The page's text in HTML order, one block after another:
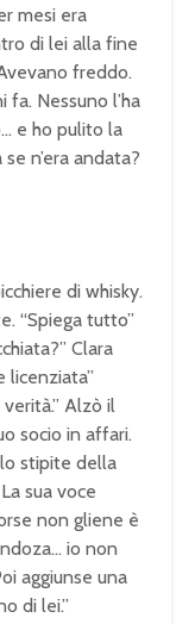
mesi era
di lei alla fine
freddo.
fa. Nessuno l’ha
e ho pulito la
n’era andata?
di whisky.
“Spiega tutto”
Clara
licenziata”
Alzò il
socio in affari.
stipite della
sua voce
non gliene è
io non
aggiunse una
di lei.”